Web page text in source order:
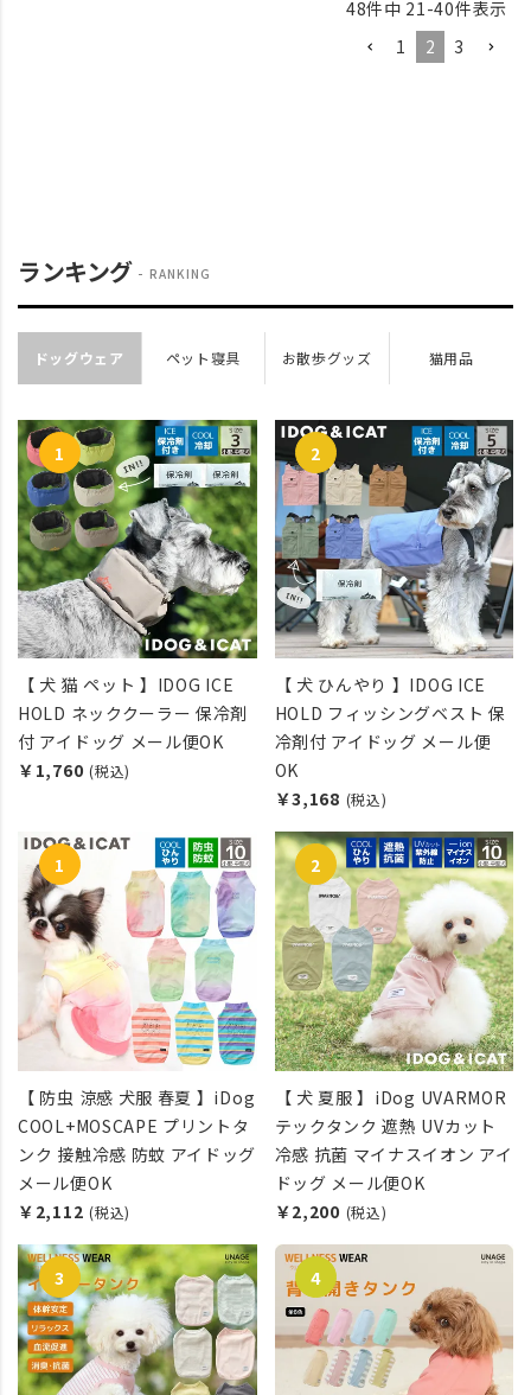
48件中 21 -40件表示
1
2 3
ランキング RANKING
ドッグウェア ペット寝具 お散歩グッズ 猫用品
【 犬 猫 ペット 】IDOG ICE
HOLD ネッククーラー 保冷剤
付 アイドッグ メール便OK
￥1,760 (税込)
【 犬 ひんやり 】IDOG ICE
HOLD フィッシングベスト 保
冷剤付 アイドッグ メール便
OK
￥3,168 (税込)
【 防虫 涼感 犬服 春夏 】iDog
COOL+MOSCAPE プリントタ
ンク 接触冷感 防蚊 アイドッグ
メール便OK
￥2,112 (税込)
【 犬 夏服 】iDog UVARMOR
テックタンク 遮熱 UVカット
冷感 抗菌 マイナスイオン アイ
ドッグ メール便OK
￥2,200 (税込)